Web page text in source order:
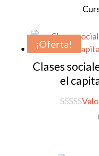
Clases
el
¡Oferta!